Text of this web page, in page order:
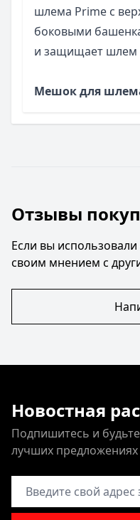
шлема Prime с
боковыми
и защищает шлем
Мешок для
Отзывы
Если вы использовали
своим мнением с
Новостная
Подпишитесь и
лучших предложениях
Адрес электронной